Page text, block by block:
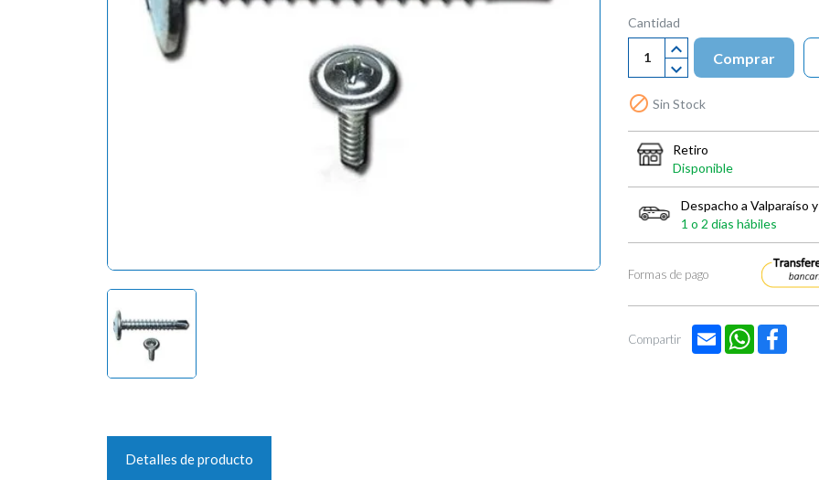
Cantidad
Comprar
 Sin Stock
Retiro
Disponible
Despacho a Valparaíso
1 o 2 días hábiles
Formas de pago
Compartir Email WhatsApp
Detalles de producto